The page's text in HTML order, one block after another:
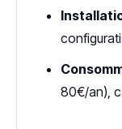
80€/an),